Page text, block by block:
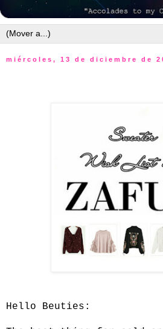
miércoles, 13 de diciembre de
Hello Beuties: